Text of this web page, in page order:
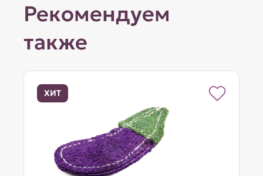
Рекомендуем
также
ХИТ